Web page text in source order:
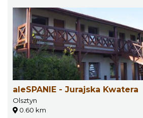
aleSPANIE - Jurajska Kwatera
Olsztyn
0.60 km